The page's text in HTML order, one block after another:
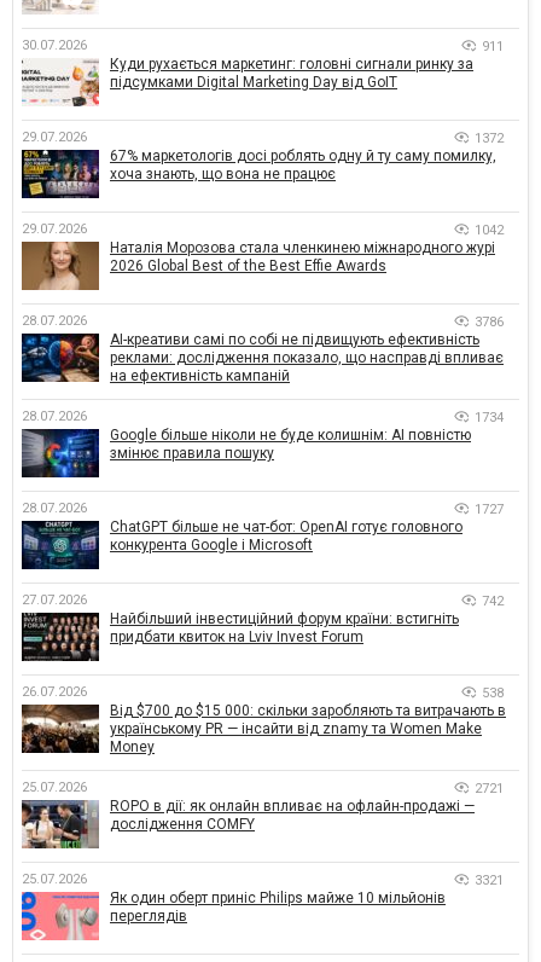
30.07.2026 911
Куди рухається маркетинг: головні сигнали ринку за
підсумками Digital Marketing Day від GoIT
29.07.2026 1372
67% маркетологів досі роблять одну й ту саму помилку,
хоча знають, що вона не працює
29.07.2026 1042
Наталія Морозова стала членкинею міжнародного журі
2026 Global Best of the Best Effie Awards
28.07.2026 3786
AI-креативи самі по собі не підвищують ефективність
реклами: дослідження показало, що насправді впливає
на ефективність кампаній
28.07.2026 1734
Google більше ніколи не буде колишнім: AI повністю
змінює правила пошуку
28.07.2026 1727
ChatGPT більше не чат-бот: OpenAI готує головного
конкурента Google і Microsoft
27.07.2026 742
Найбільший інвестиційний форум країни: встигніть
придбати квиток на Lviv Invest Forum
26.07.2026 538
Від $700 до $15 000: скільки заробляють та витрачають в
українському PR — інсайти від znamy та Women Make
Money
25.07.2026 2721
ROPO в дії: як онлайн впливає на офлайн-продажі —
дослідження COMFY
25.07.2026 3321
Як один оберт приніс Philips майже 10 мільйонів
переглядів